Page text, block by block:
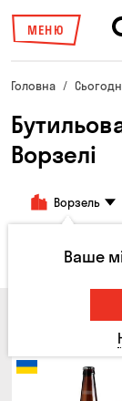
МЕНЮ
Головна
Ворзелі
Ворзель
Всі товари
Ваше